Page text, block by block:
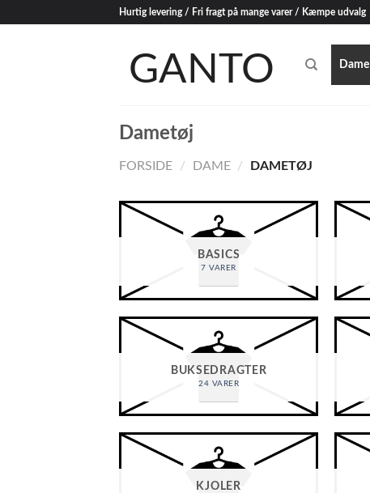
Hurtig levering / Fri fragt på mange varer / Kæmpe udvalg
Dame
Dametøj
FORSIDE / DAME / DAMETØJ
BASICS
7 VARER
BUKSEDRAGTER
24 VARER
KJOLER